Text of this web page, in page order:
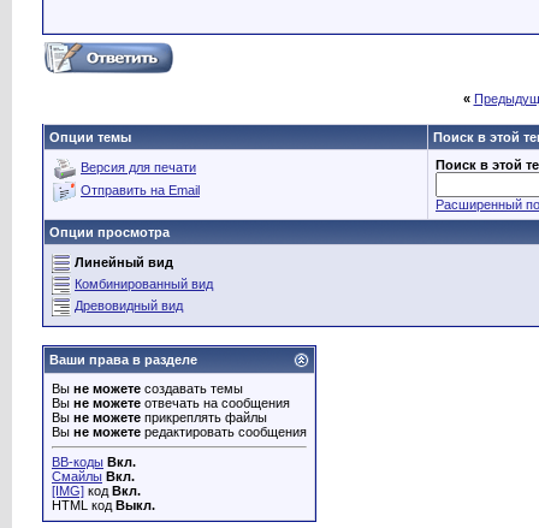
«
Опции темы Поиск в этой
Версия для печати
Отправить на Email
Поиск в этой
Расширенный
Опции просмотра
Линейный вид
Комбинированный вид
Древовидный вид
Ваши права в разделе
Вы не можете создавать темы
Вы не можете отвечать на сообщения
Вы не можете прикреплять файлы
Вы не можете редактировать сообщения
BB-коды Вкл.
Смайлы Вкл.
[IMG] код Вкл.
HTML код Выкл.